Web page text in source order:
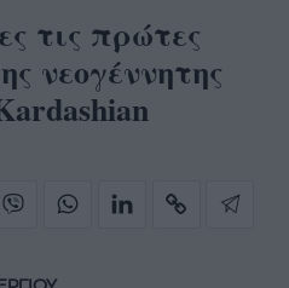
τις πρώτες
νεογέννητης